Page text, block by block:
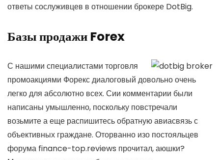
ответы сослуживцев в отношении брокере DotBig.
Базы продажи Forex
С нашими специалистами торговля
промоакциями Форекс диалоговый довольно очень
легко для абсолютно всех. Сии комментарии были
написаны умышленно, поскольку повстречали
возьмите а еще распишитесь обратную авиасвязь с
объективных граждане. Оторванно изо постояльцев
форума finance-top.reviews прочитал, аюшки?